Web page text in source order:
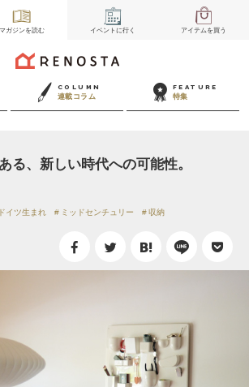
マガジンを読む イベント に行く アイテムを買う
COLUMN
連載コラム
FEATURE
特集
る、新しい時代への可能性。
ドイツ生まれ ミッドセンチュリー 収納